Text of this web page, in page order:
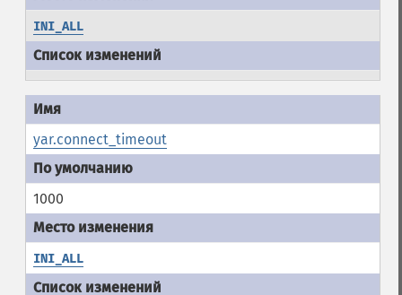
INI_ALL
yar.connect_timeout
1000
INI_ALL